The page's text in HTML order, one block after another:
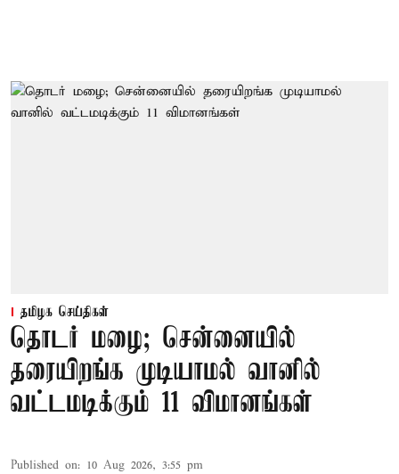
தமிழக செய்திகள்
தொடர் மழை; சென்னையில்
தரையிறங்க முடியாமல் வானில்
வட்டமடிக்கும் 11 விமானங்கள்
Published on: 10 Aug 2026, 3:55 pm